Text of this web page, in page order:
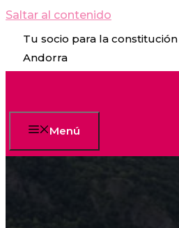
Saltar al contenido
Tu socio para la
Andorra
Menú